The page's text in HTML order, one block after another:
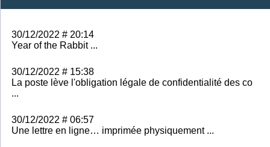
30/12/2022 # 20:14
Year of the Rabbit ...
30/12/2022 # 15:38
La poste lève l'obligation légale de confidentialité des co
...
30/12/2022 # 06:57
Une lettre en ligne… imprimée physiquement ...